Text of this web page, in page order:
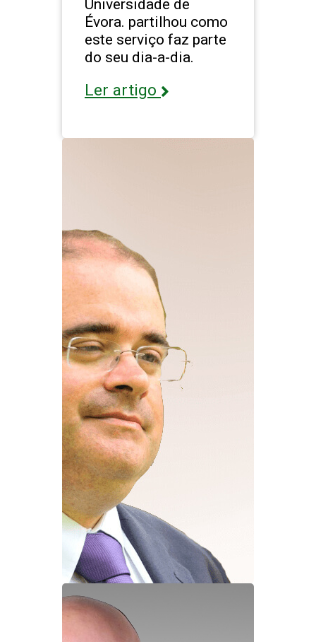
Universidade de
Évora. partilhou como
este serviço faz parte
do seu dia-a-dia.
Ler artigo